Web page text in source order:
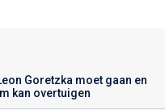
Goretzka moet gaan en
kan overtuigen